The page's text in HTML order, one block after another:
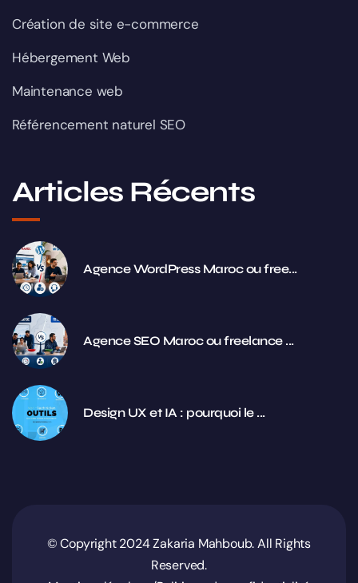
Création de site e-commerce
Hébergement Web
Maintenance web
Référencement naturel SEO
Articles Récents
Agence WordPress Maroc ou free...
Agence SEO Maroc ou freelance ...
Design UX et IA : pourquoi le ...
© Copyright 2024 Zakaria Mahboub. All Rights
Reserved.